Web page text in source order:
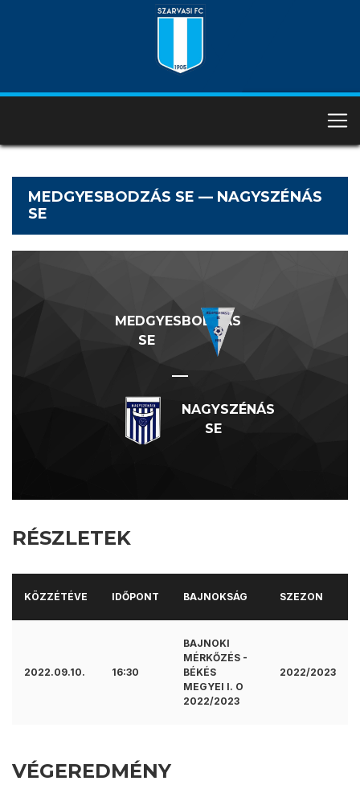
MEDGYESBODZÁS SE — NAGYSZÉNÁS
SE
MEDGYESBODZÁS
SE
—
NAGYSZÉNÁS
SE
RÉSZLETEK
KÖZZÉTÉVE IDŐPONT BAJNOKSÁG SZEZON
2022.09.10. 16:30
BAJNOKI
MÉRKŐZÉS -
BÉKÉS
MEGYEI I. O
2022/2023
2022/2023
VÉGEREDMÉNY